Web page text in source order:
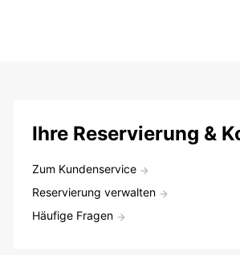
Ihre Reservierung &
Zum Kundenservice
Reservierung verwalten
Häufige Fragen